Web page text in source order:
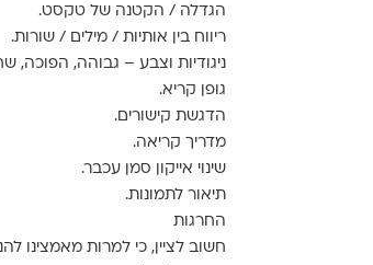
הגדלה / הקטנה של טקסט.
ריווח בין אותיות / מילים / שורות.
ניגודיות וצבע – גבוהה, הפוכה,
גופן קריא.
הדגשת קישורים.
מדריך קריאה.
שינוי אייקון סמן עכבר.
תיאור לתמונות.
החרגות
חשוב לציין, כי למרות מאמצינו